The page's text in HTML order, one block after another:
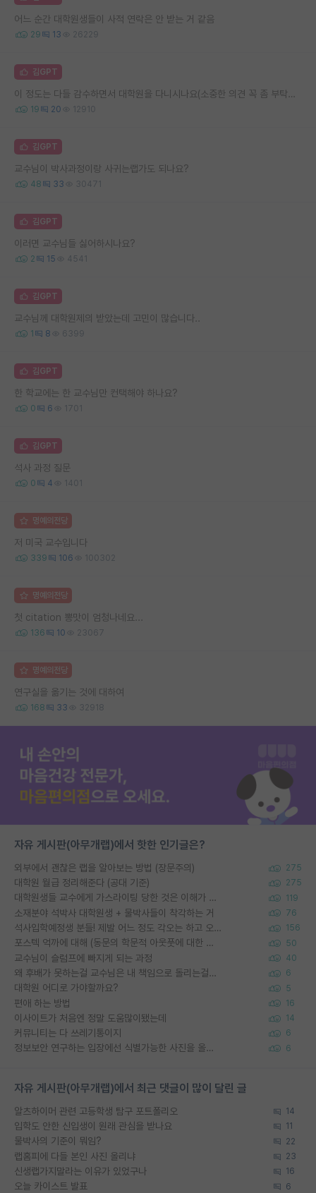
어느 순간 대학원생들이 사적 연락은 안 받는 거 같음
29 13 26229
김GPT
이 정도는 다들 감수하면서 대학원을 다니시나요(소중한 의견 꼭 좀 부탁드립니다.)
19 20 12910
김GPT
교수님이 박사과정이랑 사귀는랩가도 되나요?
48 33 30471
김GPT
이러면 교수님들 싫어하시나요?
2 15 4541
김GPT
교수님께 대학원제의 받았는데 고민이 많습니다..
1 8 6399
김GPT
한 학교에는 한 교수님만 컨택해야 하나요?
0 6 1701
김GPT
석사 과정 질문
0 4 1401
명예의전당
저 미국 교수입니다
339 106 100302
명예의전당
첫 citation 뽕맛이 엄청나네요...
136 10 23067
명예의전당
연구실을 옮기는 것에 대하여
168 33 32918
자유 게시판(아무개랩)에서 핫한 인기글은?
외부에서 괜찮은 랩을 알아보는 방법 (장문주의) 275
대학원 월급 정리해준다 (공대 기준) 275
대학원생들 교수에게 가스라이팅 당한 것은 이해가 갑니다. 안타깝네요. 119
소재분야 석박사 대학원생 + 물박사들이 착각하는 거 76
석사입학예정생 분들! 제발 어느 정도 각오는 하고 오세요. 156
포스텍 억까에 대해 (동문의 학문적 아웃풋에 대한 반박) 50
교수님이 슬럼프에 빠지게 되는 과정 40
왜 후배가 못하는걸 교수님은 내 책임으로 돌리는걸까요? 6
대학원 어디로 가야할까요? 5
편애 하는 방법 16
이사이트가 처음엔 정말 도움많이됐는데 14
커뮤니티는 다 쓰레기통이지 6
정보보안 연구하는 입장에선 식별가능한 사진을 올리는건 비추이긴함 6
자유 게시판(아무개랩)에서 최근 댓글이 많이 달린 글
알츠하이머 관련 고등학생 탐구 포트폴리오 14
입학도 안한 신입생이 원래 관심을 받나요 11
물박사의 기준이 뭐임? 22
랩홈피에 다들 본인 사진 올리냐 23
신생랩가지말라는 이유가 있었구나 16
오늘 카이스트 발표 6